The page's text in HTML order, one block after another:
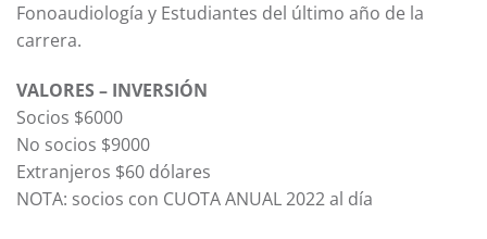
Fonoaudiología y Estudiantes del último año de la
carrera.
VALORES – INVERSIÓN
Socios $6000
No socios $9000
Extranjeros $60 dólares
NOTA: socios con CUOTA ANUAL 2022 al día